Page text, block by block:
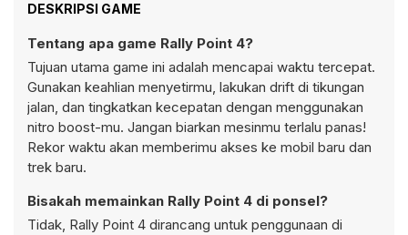
DESKRIPSI GAME
Tentang apa game Rally Point 4?
Tujuan utama game ini adalah mencapai waktu tercepat.
Gunakan keahlian menyetirmu, lakukan drift di tikungan
jalan, dan tingkatkan kecepatan dengan menggunakan
nitro boost-mu. Jangan biarkan mesinmu terlalu panas!
Rekor waktu akan memberimu akses ke mobil baru dan
trek baru.
Bisakah memainkan Rally Point 4 di ponsel?
Tidak, Rally Point 4 dirancang untuk penggunaan di